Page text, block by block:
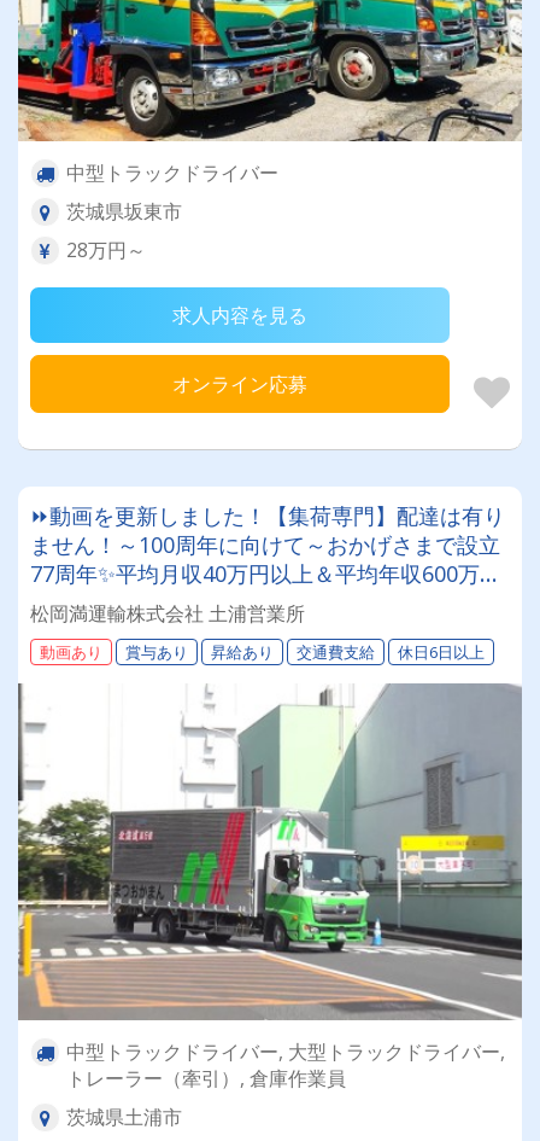
中型トラックドライバー
茨城県坂東市
28万円～
求人内容を見る
オンライン応募
⏩動画を更新しました！【集荷専門】配達は有り
ません！～100周年に向けて～おかげさまで設立
77周年✨平均月収40万円以上＆平均年収600万円
以上北海道を代表する運送会社で一緒に働きまし
ょう！
松岡満運輸株式会社 土浦営業所
動画あり 賞与あり 昇給あり 交通費支給 休日6日以上
中型トラックドライバー, 大型トラックドライバー,
トレーラー（牽引）, 倉庫作業員
茨城県土浦市